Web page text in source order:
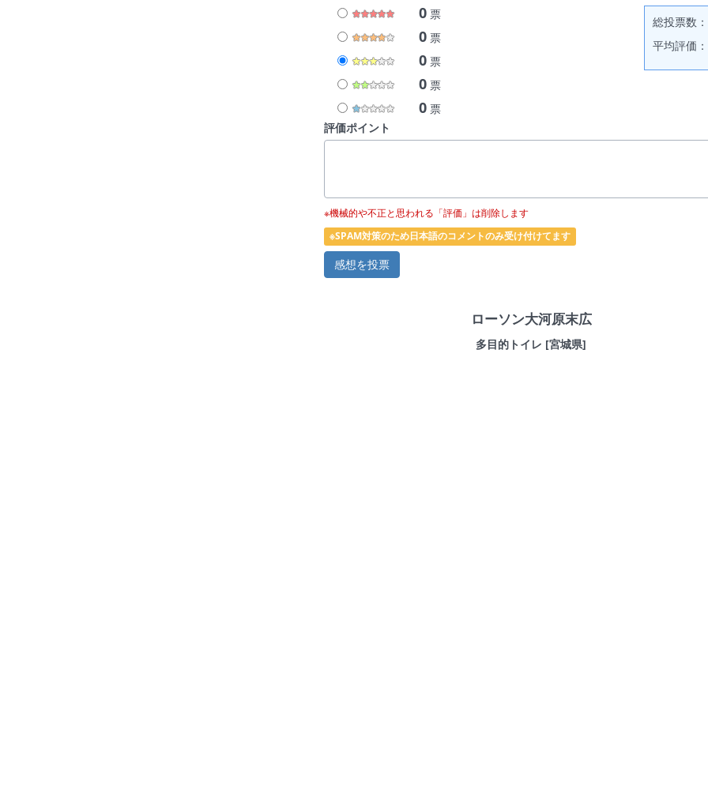
0票
0票
0票
0票
0票
総投票数
平均評価
評価ポイント
※機械的や不正と思われる「評価」は削除します
※SPAM対策のため日本語のコメントのみ受け付けてます
ローソン大河原末広
多目的トイレ [宮城県]